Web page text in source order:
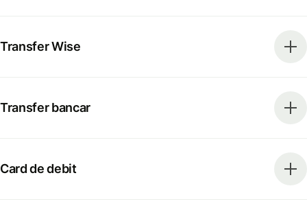
Transfer Wise
Transfer bancar
Card de debit